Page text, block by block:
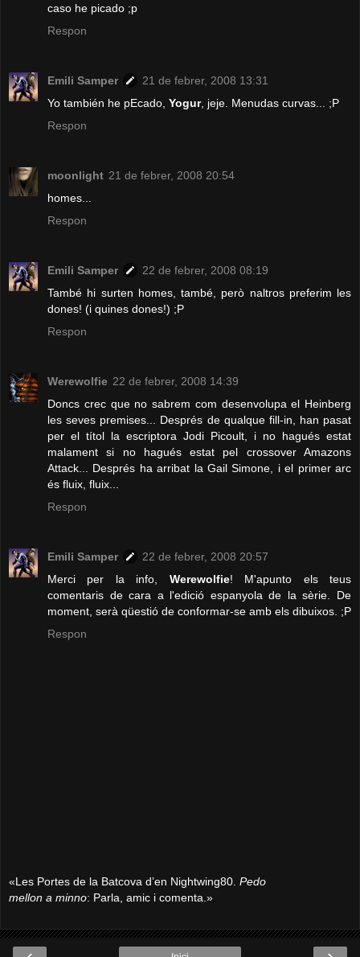
caso he picado ;p
Respon
Emili Samper
21 de febrer, 2008 13:31
Yo también he pEcado, Yogur, jeje. Menudas curvas... ;P
Respon
moonlight 21 de febrer, 2008 20:54
homes...
Respon
Emili Samper
22 de febrer, 2008 08:19
També hi surten homes, també, però naltros preferim les
dones! (i quines dones!) ;P
Respon
Werewolfie 22 de febrer, 2008 14:39
Doncs crec que no sabrem com desenvolupa el Heinberg
les seves premises... Després de qualque fill-in, han pasat
per el títol la escriptora Jodi Picoult, i no hagués estat
malament si no hagués estat pel crossover Amazons
Attack... Després ha arribat la Gail Simone, i el primer arc
és fluix, fluix...
Respon
Emili Samper
22 de febrer, 2008 20:57
Merci per la info, Werewolfie! M'apunto els teus
comentaris de cara a l'edició espanyola de la sèrie. De
moment, serà qüestió de conformar-se amb els dibuixos. ;P
Respon
«Les Portes de la Batcova d’en Nightwing80. Pedo
mellon a minno: Parla, amic i comenta.»